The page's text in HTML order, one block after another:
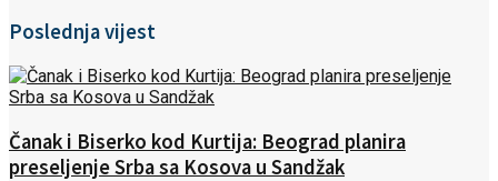
Poslednja vijest
Čanak i Biserko kod Kurtija: Beograd planira
preseljenje Srba sa Kosova u Sandžak